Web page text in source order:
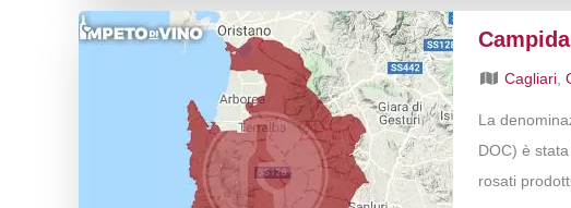
Cagliari ,
La
DOC) è
rosati